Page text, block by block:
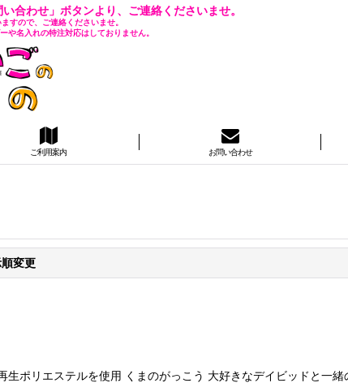
わせ」ボタンより、ご連絡くださいませ。
すので、ご連絡くださいませ。
や名入れの特注対応はしておりません。
ご利用案内 お問い合わせ
変更
ポリエステルを使用 くまのがっこう 大好きなデイビッドと一